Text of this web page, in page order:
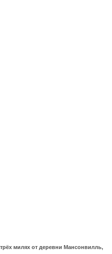
милях от деревни Мансонвилль,